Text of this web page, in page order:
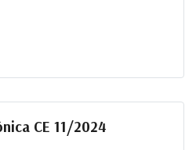
CE 11/2024